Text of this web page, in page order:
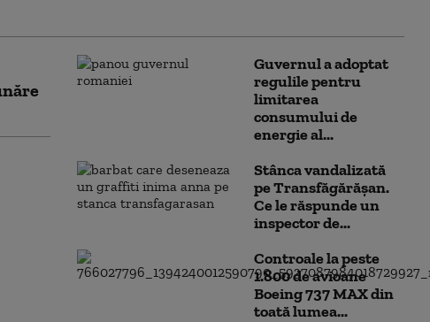
Guvernul a adoptat
regulile pentru
limitarea
consumului de
energie al...
Stânca vandalizată
pe Transfăgărășan.
Ce le răspunde un
inspector de...
Controale la peste
1.800 de avioane
Boeing 737 MAX din
toată lumea...